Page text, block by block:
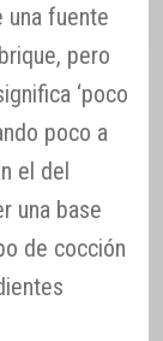
una fuente
pero
‘poco
poco a
el del
una base
de cocción